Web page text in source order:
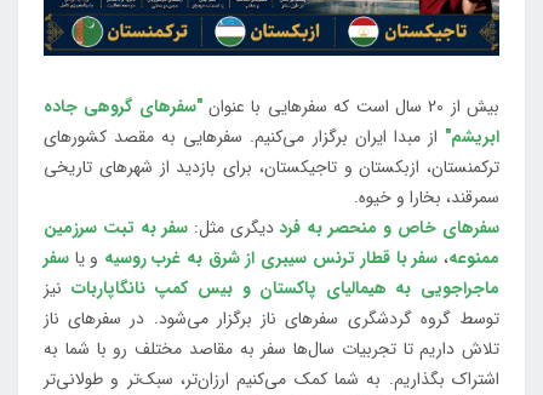
بیش از 20 سال است که سفرهایی با عنوان
"سفرهای گروهی جاده
ابریشم" از مبدا ایران برگزار می‌کنیم. سفرهایی به مقصد کشورهای
ترکمنستان، ازبکستان و تاجیکستان، برای بازدید از شهرهای تاریخی
سمرقند، بخارا و خیوه.
سفرهای خاص و منحصر به فرددیگری مثل:سفر به تبت سرزمین
ممنوعه، سفر با قطار ترنس سیبری از شرق به غرب روسیه و یا سفر
ماجراجویی به هیمالیای پاکستان و بیس کمپ نانگاپاربات نیز
توسط گروه گردشگری سفرهای ناز برگزار می‌شود. در سفرهای ناز
تلاش داریم تا تجربیات سال‌ها سفر به مقاصد مختلف رو با شما به
اشتراک بگذاریم. به شما کمک می‌کنیم ارزان‌تر، سبک‌تر و طولانی‌تر